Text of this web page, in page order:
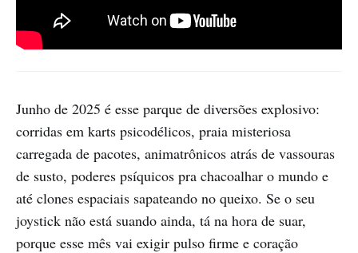
Junho de 2025 é esse parque de diversões explosivo:
corridas em karts psicodélicos, praia misteriosa
carregada de pacotes, animatrônicos atrás de vassouras
de susto, poderes psíquicos pra chacoalhar o mundo e
até clones espaciais sapateando no queixo. Se o seu
joystick não está suando ainda, tá na hora de suar,
porque esse mês vai exigir pulso firme e coração